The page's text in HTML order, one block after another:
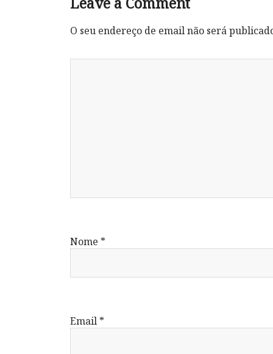
O seu endereço de email não será
Nome *
Email *